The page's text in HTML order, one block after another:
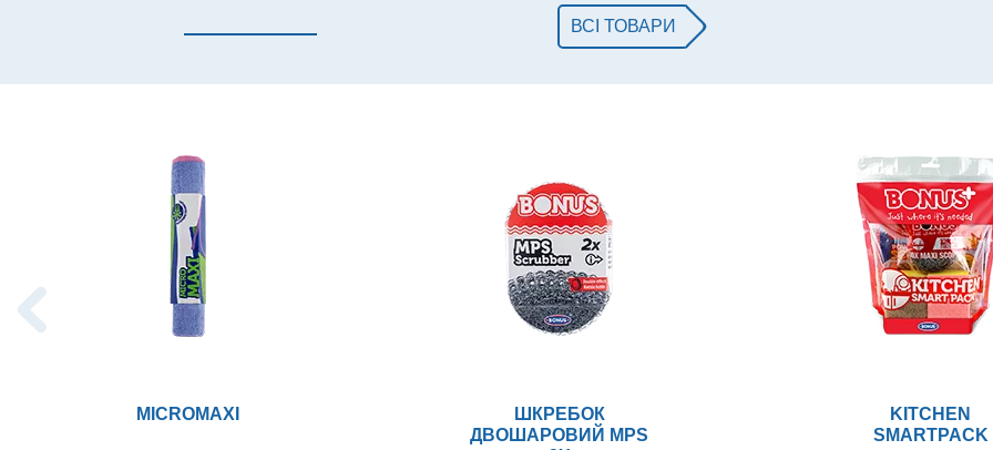
ВСІ ТОВАРИ
MICROMAXI
ШКРЕБОК
ДВОШАРОВИЙ MPS
KITCHEN
SMARTPACK